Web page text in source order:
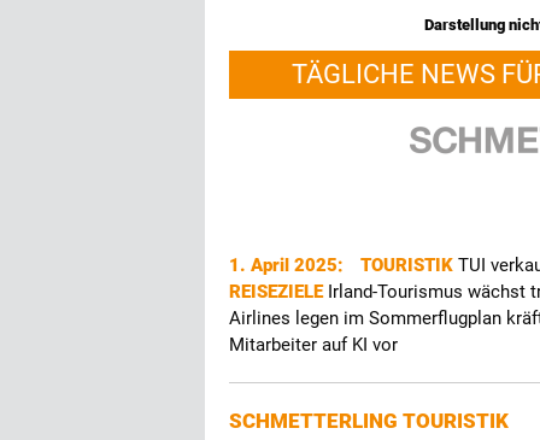
Darstellung
TÄGLICHE NEWS
1. April 2025: TOURISTIK TUI
REISEZIELE Irland-Tourismus wächst
Airlines legen im Sommerflugplan
Mitarbeiter auf KI vor
SCHMETTERLING TOURISTIK